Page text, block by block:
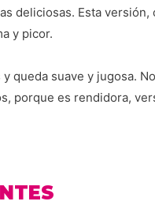
deliciosas. Esta
y picor.
queda suave y jugosa.
porque es rendidora,